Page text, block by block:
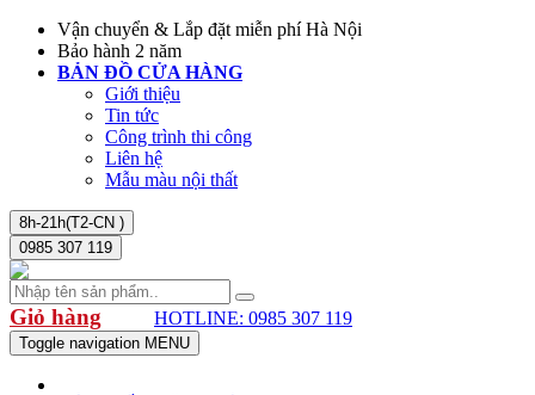
Vận chuyển & Lắp đặt miễn phí Hà Nội
Bảo hành 2 năm
BẢN ĐỒ CỬA HÀNG
Giới thiệu
Tin tức
Công trình thi công
Liên hệ
Mẫu màu nội thất
8h-21h(T2-CN )
0985 307 119
Giỏ hàng HOTLINE: 0985 307 119
Toggle navigation MENU